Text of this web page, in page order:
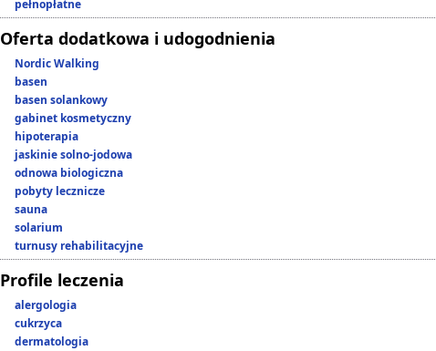
pełnopłatne
Oferta dodatkowa i udogodnienia
Nordic Walking
basen
basen solankowy
gabinet kosmetyczny
hipoterapia
jaskinie solno-jodowa
odnowa biologiczna
pobyty lecznicze
sauna
solarium
turnusy rehabilitacyjne
Profile leczenia
alergologia
cukrzyca
dermatologia